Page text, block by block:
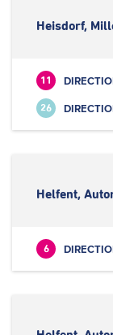
Heisdorf,
11
26
Helfent,
6